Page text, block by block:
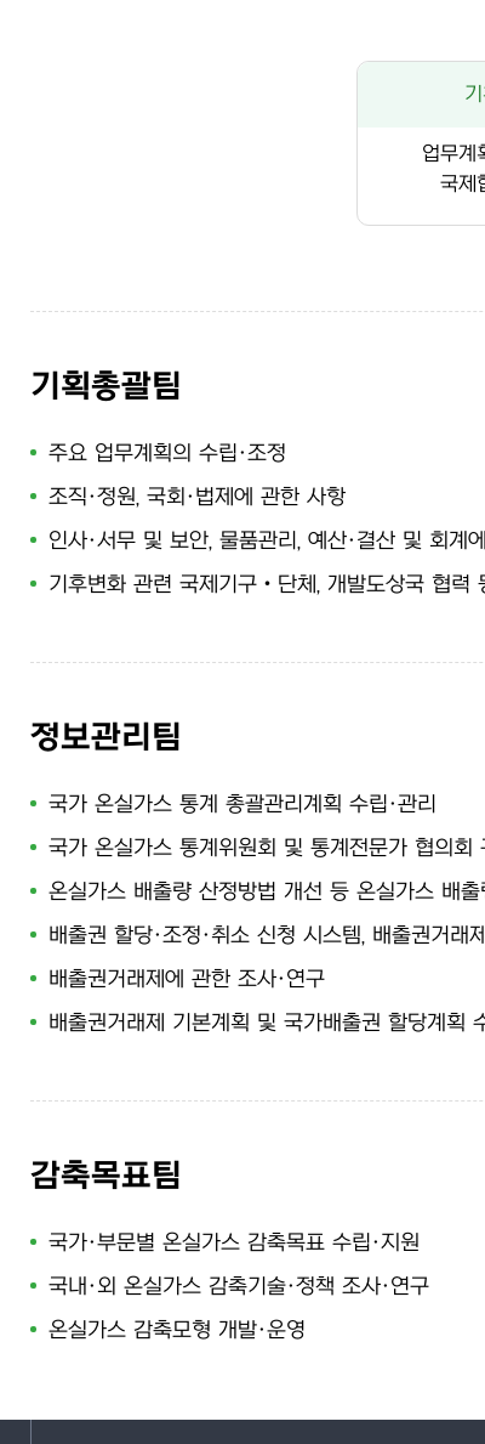
업무계
국제
기획총괄팀
주요 업무계획의 수립·조정
조직·정원, 국회·법제에 관한 사항
인사·서무 및 보안, 물품관리, 예산·결산 및 회계
기후변화 관련 국제기구‧단체, 개발도상국 협력
정보관리팀
국가 온실가스 통계 총괄관리계획 수립·관리
국가 온실가스 통계위원회 및 통계전문가 협의회
온실가스 배출량 산정방법 개선 등 온실가스 배
배출권 할당·조정·취소 신청 시스템, 배출권거래
배출권거래제에 관한 조사·연구
배출권거래제 기본계획 및 국가배출권 할당계획
감축목표팀
국가·부문별 온실가스 감축목표 수립·지원
국내·외 온실가스 감축기술·정책 조사·연구
온실가스 감축모형 개발·운영